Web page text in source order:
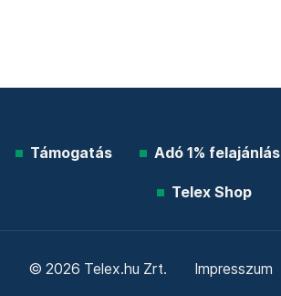
Támogatás Adó 1% felajánlás
Telex Shop
© 2026 Telex.hu Zrt. Impresszum